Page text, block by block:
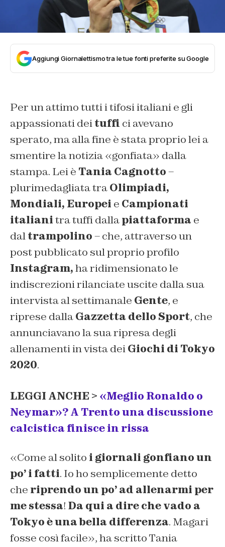
Aggiungi Giornalettismo tra le tue fonti preferite su Google
Per un attimo tutti i tifosi italiani e gli
appassionati deituffi ci avevano
sperato, ma alla fine è stata proprio lei a
smentire la notizia «gonfiata» dalla
stampa. Lei è Tania Cagnotto–
plurimedagliata traOlimpiadi,
Mondiali, Europei e Campionati
italianitra tuffi dallapiattaforma e
daltrampolino– che, attraverso un
post pubblicato sul proprio profilo
Instagram,ha ridimensionato le
indiscrezioni rilanciate uscite dalla sua
intervista al settimanale Gente, e
riprese dallaGazzetta dello Sport, che
annunciavano la sua ripresa degli
allenamenti in vista deiGiochi di Tokyo
2020.
LEGGI ANCHE > «Meglio Ronaldo o
Neymar»? A Trento una discussione
calcistica finisce in rissa
«Come al solito i giornali gonfiano un
po’ i fatti. Io ho semplicemente detto
che riprendo un po’ ad allenarmi per
me stessa! Da qui a dire che vado a
Tokyo è una bella differenza. Magari
fosse così facile», ha scritto Tania